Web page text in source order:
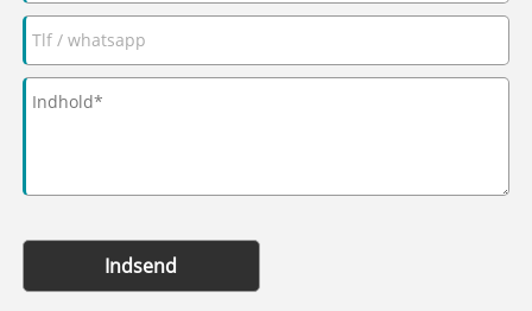
Indsend